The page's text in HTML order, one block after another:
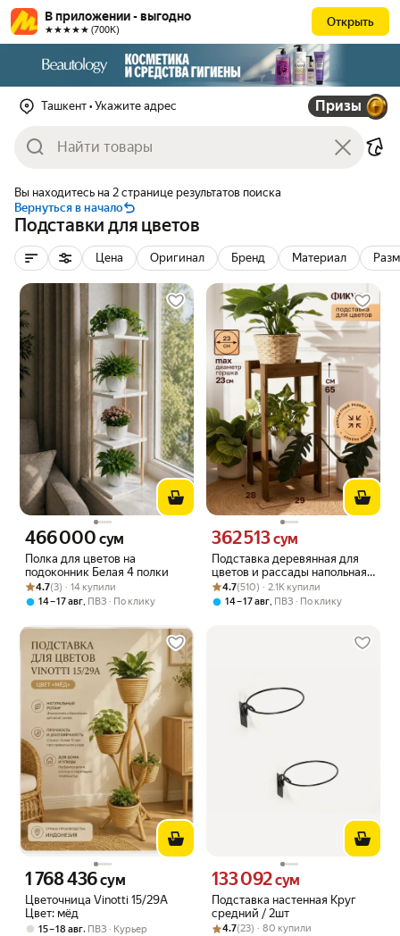
В приложении - выгодно
★★★★★ (700К)
Открыть
Ташкент • Укажите адрес Призы
Вы находитесь на 2 странице результатов поиска
Вернуться в начало
Подставки для цветов
Цена Оригинал Бренд Материал
Полка для цветов на
подоконник Белая 4 полки
Цена 466000 сум вместо
466 000 сум
Рейтинг товара: 4.7 из 5
Оценок: (3) · 14 купили
4.7(3) · 14 купили
14 – 17 авг, ПВЗ По клику
Подставка деревянная для
цветов и рассады напольная
2 открытые полки
Цена 362513 сум вместо
362 513сум
Рейтинг товара: 4.7 из 5
Оценок: (510) · 2.1K купили
4.7(510) · 2.1K купили
14 – 17 авг, ПВЗ По клику
Цветочница Vinotti 15/29А
Цвет: мёд
Цена 1768436 сум вместо
1 768 436сум
15 – 18 авг, ПВЗ Курьер
Подставка настенная Круг
средний / 2шт
Цена 133092 сум вместо
133 092сум
Рейтинг товара: 4.7 из 5
Оценок: (23) · 80 купили
4.7(23) · 80 купили